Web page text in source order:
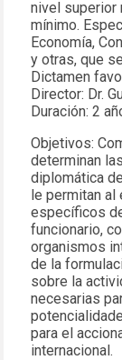
nivel superior
mínimo.
Economía,
y otras, que
Dictamen
Director: Dr.
Duración: 2
Objetivos:
determinan
diplomática
le permitan al
específicos
funcionario,
organismos
de la
sobre la
necesarias
para el
internacional.